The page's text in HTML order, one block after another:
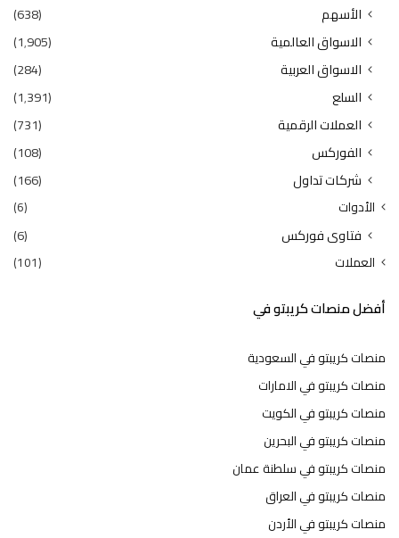
الأسهم
(638)
الاسواق العالمية
(1٬905)
الاسواق العربية
(284)
السلع
(1٬391)
العملات الرقمية
(731)
الفوركس
(108)
شركات تداول
(166)
الأدوات (6)
فتاوى فوركس (6)
العملات (101)
أفضل منصات كريبتو في
منصات كريبتو في السعودية
منصات كريبتو في الامارات
منصات كريبتو في الكويت
منصات كريبتو في البحرين
منصات كريبتو في سلطنة عمان
منصات كريبتو في العراق
منصات كريبتو في الأردن